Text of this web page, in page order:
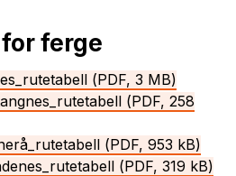
ferge
(PDF, 3 MB)
(PDF, 258
(PDF, 953 kB)
(PDF, 319 kB)